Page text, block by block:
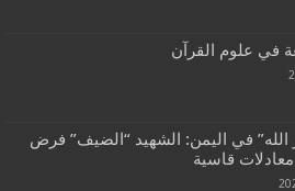
في علوم القرآن
الله” في اليمن: الشهيد “الضيف” فرض
قاسية